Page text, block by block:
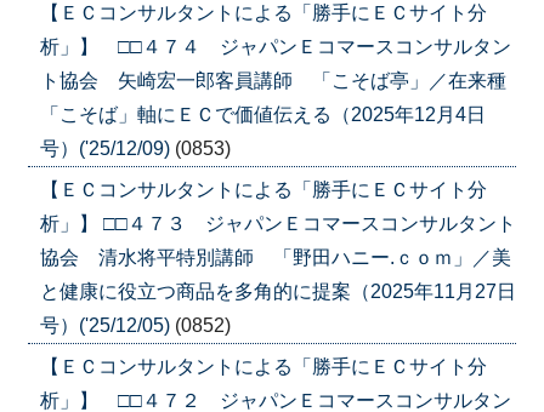
【ＥＣコンサルタントによる「勝手にＥＣサイト分
析」】 □□４７４ ジャパンＥコマースコンサルタン
ト協会 矢崎宏一郎客員講師 「こそば亭」／在来種
「こそば」軸にＥＣで価値伝える（2025年12月4日
号）('25/12/09) (0853)
【ＥＣコンサルタントによる「勝手にＥＣサイト分
析」】 □□４７３ ジャパンＥコマースコンサルタント
協会 清水将平特別講師 「野田ハニー.ｃｏｍ」／美
と健康に役立つ商品を多角的に提案（2025年11月27日
号）('25/12/05) (0852)
【ＥＣコンサルタントによる「勝手にＥＣサイト分
析」】 □□４７２ ジャパンＥコマースコンサルタン